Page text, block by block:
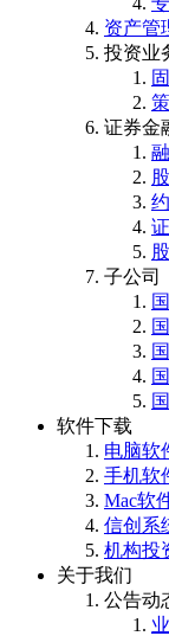
资产管
投资业
证券金
子公司
软件下载
电脑软
手机软
Mac软
信创系
机构投
关于我们
公告动